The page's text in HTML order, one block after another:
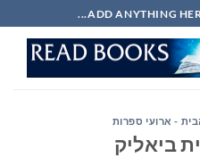
ADD ANYTHING
- ארועי ספרות
ביאליק